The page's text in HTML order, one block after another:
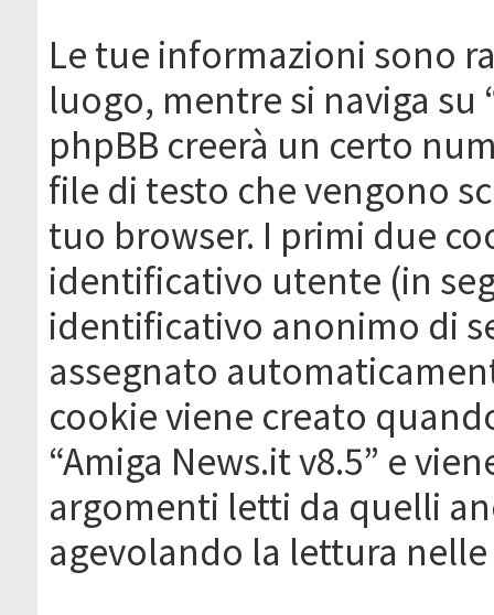
Le tue informazioni sono
luogo, mentre si naviga su
phpBB creerà un certo
file di testo che vengono
tuo browser. I primi due
identificativo utente (in
identificativo anonimo di
assegnato
cookie viene creato
“Amiga News.it v8.5” e
argomenti letti da quelli
agevolando la lettura